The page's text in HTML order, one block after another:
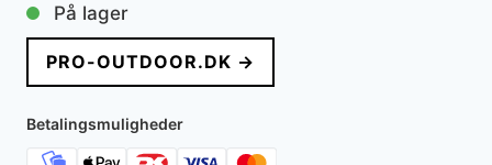
pris
var:
2.500 kr..
pris
er:
På lager
PRO-OUTDOOR.DK →
Betalingsmuligheder